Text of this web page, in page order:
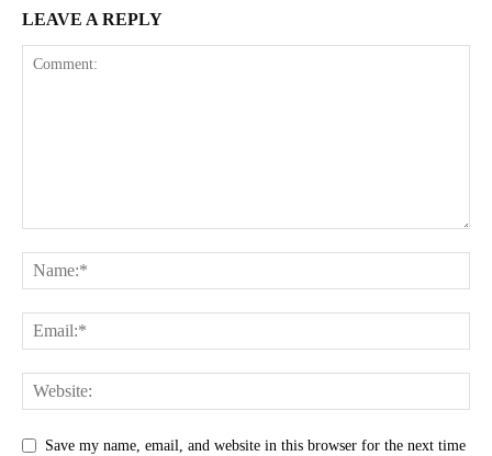
LEAVE A REPLY
Save my name, email, and website in this browser for the next time